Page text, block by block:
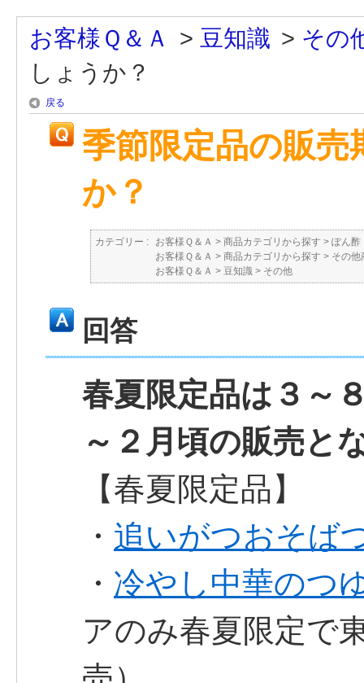
お客様Ｑ＆Ａ > 豆知識 > その
しょうか？
戻る
季節限定品の販
か？
カテゴリー : お客様Ｑ＆Ａ > 商品カテゴリから探す > ぽん酢
お客様Ｑ＆Ａ > 商品カテゴリから探す > その他
お客様Ｑ＆Ａ > 豆知識 > その他
回答
春夏限定品は３～
～２月頃の販売と
【春夏限定品】
・ 追いがつおそば
・ 冷やし中華のつ
アのみ春夏限定で